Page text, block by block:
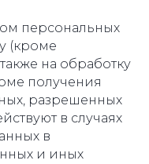
персональных
(кроме
на обработку
получения
разрешенных
в случаях
в
и иных